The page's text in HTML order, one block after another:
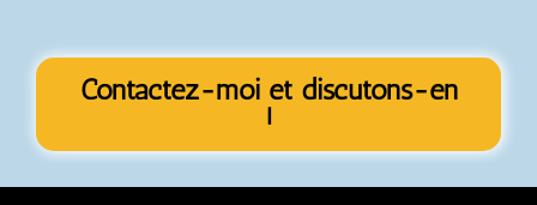
Contactez-moi et discutons-en
!